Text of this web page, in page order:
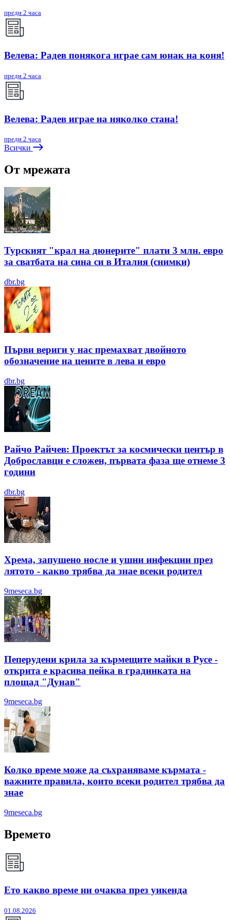
преди 2 часа
Велева: Радев понякога играе сам юнак на коня!
преди 2 часа
Велева: Радев играе на няколко стана!
преди 2 часа
Всички
От мрежата
Турският "крал на дюнерите" плати 3 млн. евро
за сватбата на сина си в Италия (снимки)
dbr.bg
Първи вериги у нас премахват двойното
обозначение на цените в лева и евро
dbr.bg
Райчо Райчев: Проектът за космически център в
Доброславци е сложен, първата фаза ще отнеме 3
години
dbr.bg
Хрема, запушено носле и ушни инфекции през
лятотo - какво трябва да знае всеки родител
9meseca.bg
Пеперудени крила за кърмещите майки в Русе -
открита е красива пейка в градинката на
площад "Дунав"
9meseca.bg
Колко време може да съхраняваме кърмата -
важните правила, които всеки родител трябва да
знае
9meseca.bg
Времето
Ето какво време ни очаква през уикенда
01.08.2026